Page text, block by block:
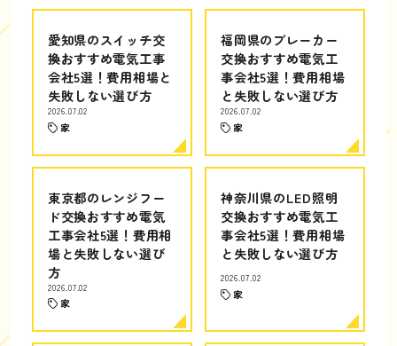
愛知県のスイッチ交
換おすすめ電気工事
会社5選！費用相場と
失敗しない選び方
2026.07.02
家
福岡県のブレーカー
交換おすすめ電気工
事会社5選！費用相場
と失敗しない選び方
2026.07.02
家
東京都のレンジフー
ド交換おすすめ電気
工事会社5選！費用相
場と失敗しない選び
方
2026.07.02
家
神奈川県のLED照明
交換おすすめ電気工
事会社5選！費用相場
と失敗しない選び方
2026.07.02
家